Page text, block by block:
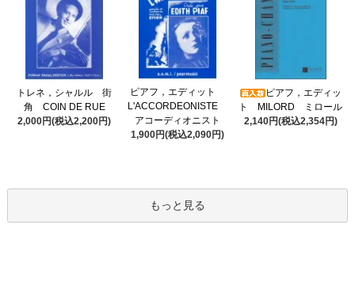
トレネ，シャルル 街
角 COIN DE RUE
2,000円(税込2,200円)
ピアフ，エディット
L'ACCORDEONISTE
アコーディオニスト
1,900円(税込2,090円)
ピアフ，エディッ
ト MILORD ミロール
2,140円(税込2,354円)
もっと見る